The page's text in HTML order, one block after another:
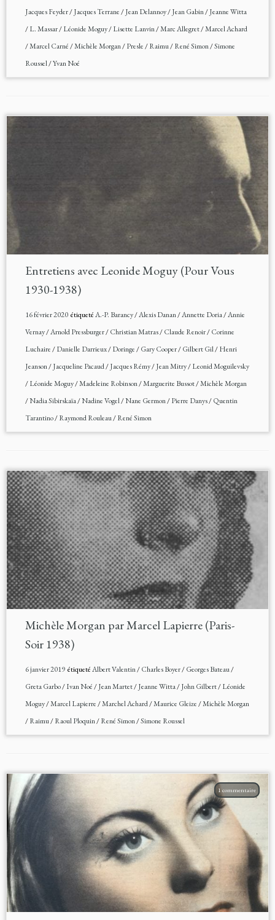
Jacques Feyder/Jacques Terrane/Jean Delannoy/Jean Gabin/Jeanne Witta
/L. Massar/Léonide Moguy/Lisette Lanvin/Marc Allegret/Marcel Achard
/Marcel Carné/Michèle Morgan/Presle/Raimu/René Simon/Simone
Roussel/Yvan Noé
Entretiens avec Leonide Moguy (Pour Vous
1930-1938)
16 février 2020étiquetéA.-P. Barancy/Alexis Danan/Annette Doria/Annie
Vernay/Arnold Pressburger/Christian Matras/Claude Renoir/Corinne
Luchaire/Danielle Darrieux/Doringe/Gary Cooper/Gilbert Gil/Henri
Jeanson/Jacqueline Pacaud/Jacques Rémy/Jean Mitry/Leonid Moguilevsky
/Léonide Moguy/Madeleine Robinson/Marguerite Bussot/Michèle Morgan
/Nadia Sibirskaïa/Nadine Vogel/Nane Germon/Pierre Danys/Quentin
Tarantino/Raymond Rouleau/René Simon
Michèle Morgan par Marcel Lapierre (Paris-
Soir 1938)
6 janvier 2019étiquetéAlbert Valentin/Charles Boyer/Georges Bateau/
Greta Garbo/Ivan Noé/Jean Martet/Jeanne Witta/John Gilbert/Léonide
Moguy/Marcel Lapierre/Marchel Achard/Maurice Gleize/Michèle Morgan
/Raimu/Raoul Ploquin/René Simon/Simone Roussel
1 commentaire